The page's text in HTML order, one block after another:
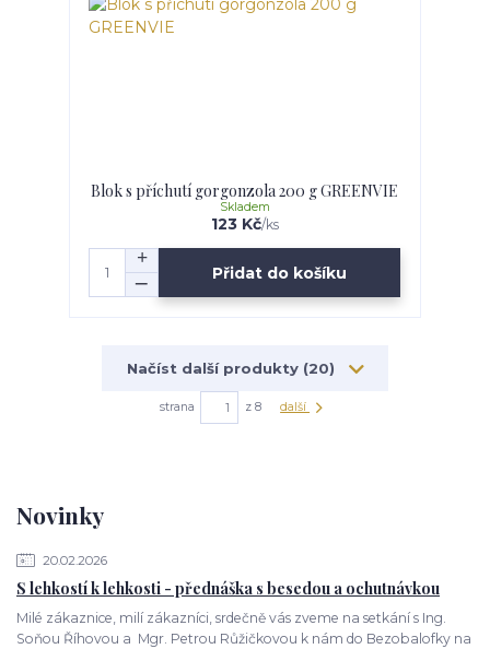
Novinky
20.02.2026
S lehkostí k lehkosti - přednáška s besedou a ochutnávkou
Milé zákaznice, milí zákazníci, srdečně vás zveme na setkání s Ing.
Soňou Říhovou a Mgr. Petrou Růžičkovou k nám do Bezobalofky na
Blok s příchutí gorgonzola 200 g GREENVIE
123 Kč/ks
Skladem
Přidat do košíku
Načíst další produkty (20)
strana z 8 další